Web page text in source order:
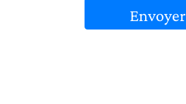
Envoyer